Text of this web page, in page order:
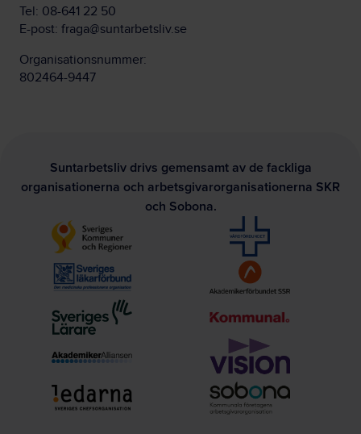
Tel: 08-641 22 50
E-post: fraga@suntarbetsliv.se
Organisationsnummer:
802464-9447
Suntarbetsliv drivs gemensamt av de fackliga
organisationerna och arbetsgivarorganisationerna SKR
och Sobona.